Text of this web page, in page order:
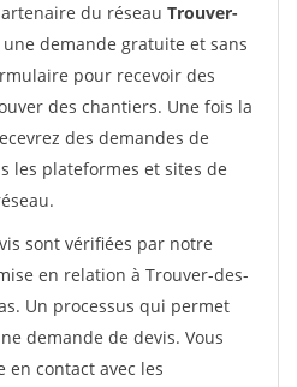
du réseau Trouver-
demande gratuite et sans
pour recevoir des
des chantiers. Une fois la
des demandes de
les plateformes et sites de
sont vérifiées par notre
en relation à Trouver-des-
Un processus qui permet
demande de devis. Vous
en contact avec les